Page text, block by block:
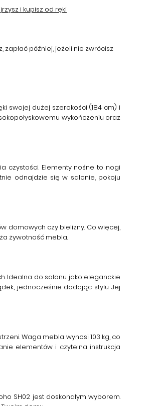
i kupisz od ręki
zapłać później, jeżeli nie zwrócisz
swojej dużej szerokości (184 cm) i
wykończeniu oraz
czystości. Elementy nośne to nogi
odnajdzie się w salonie, pokoju
domowych czy bielizny. Co więcej,
żywotność mebla.
Idealna do salonu jako eleganckie
jednocześnie dodając stylu. Jej
Waga mebla wynosi 103 kg, co
elementów i czytelna instrukcja
SH02 jest doskonałym wyborem.